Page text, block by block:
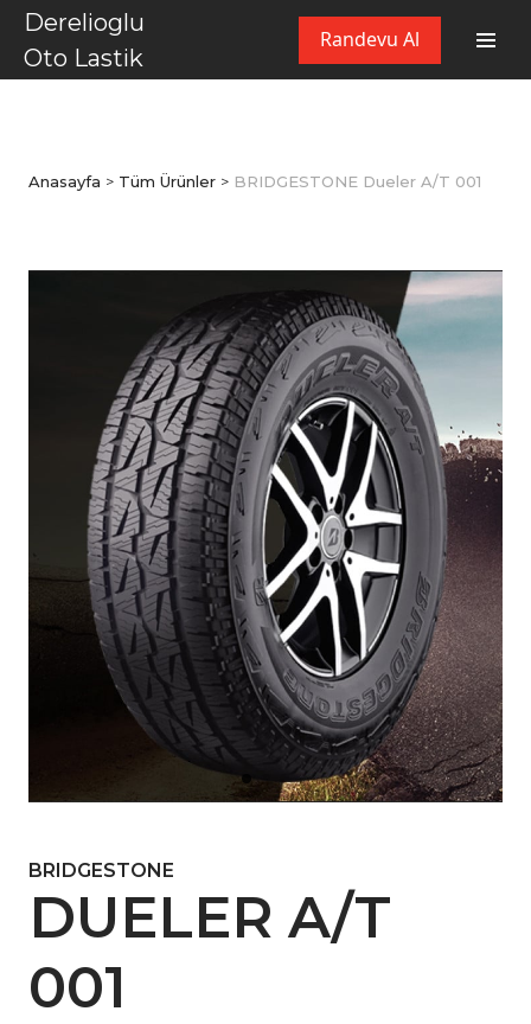
Derelioglu
Oto Lastik
Randevu Al
Anasayfa > Tüm Ürünler > BRIDGESTONE Dueler A/T 001
BRIDGESTONE
DUELER A/T
001